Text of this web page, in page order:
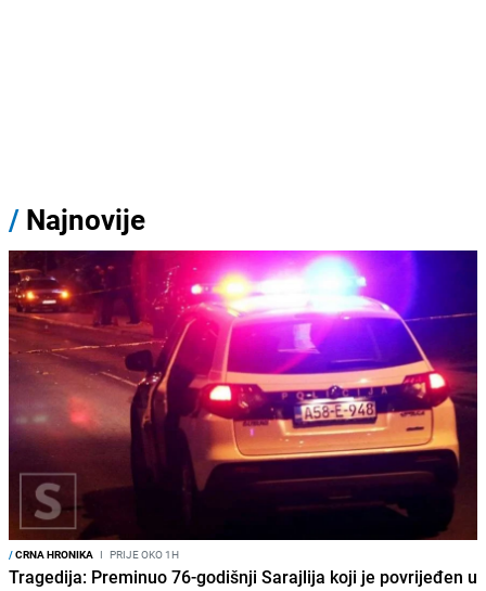
/ Najnovije
/CRNA HRONIKA I PRIJE OKO 1H
Tragedija: Preminuo 76-godišnji Sarajlija koji je povrijeđen u